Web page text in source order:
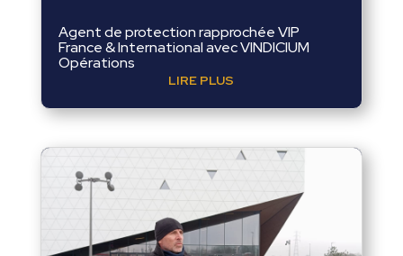
Agent de protection rapprochée VIP
France & International avec VINDICIUM
Opérations
LIRE PLUS